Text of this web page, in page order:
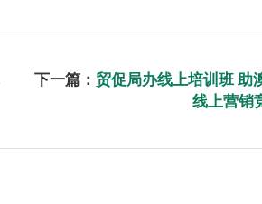
下一篇： 贸促局办线上培训班 助
线上营销